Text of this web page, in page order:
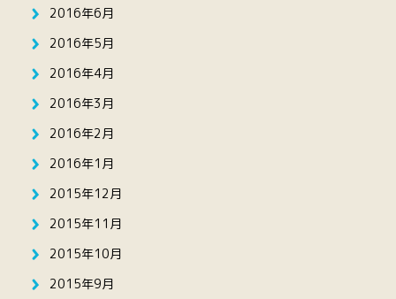
2016年6月
2016年5月
2016年4月
2016年3月
2016年2月
2016年1月
2015年12月
2015年11月
2015年10月
2015年9月